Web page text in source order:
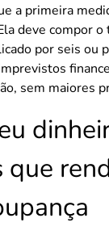
a primeira
deve compor
por seis ou
sem maiores
que